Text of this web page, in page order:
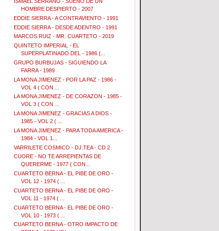
HOMBRE DESPIERTO - 2007
EDDIE SIERRA - A CONTRAVIENTO - 1991
EDDIE SIERRA - DESDE ADENTRO - 1991
MARCOS RUIZ - MR. CUARTETO - 2019
QUINTETO IMPERIAL - EL
SUPERPLATINADO DEL - 1986 (...
GRUPO BURBUJAS - SIGUIENDO LA
FARRA - 1989
LA MONA JIMENEZ - POR LA PAZ - 1986 -
VOL 4 ( CON ...
LA MONA JIMENEZ - DE CORAZON - 1985 -
VOL 3 ( CON ...
LA MONA JIMENEZ - GRACIAS A DIOS -
1985 - VOL 2 ( ...
LA MONA JIMENEZ - PARA TODA AMERICA -
1984 - VOL 1...
VARRILETE COSMICO - DJ.TEA - CD 2
CUORE - NO TE ARREPIENTAS DE
QUERERME - 1977 ( CON...
CUARTETO BERNA - EL PIBE DE ORO -
VOL 12 - 1974 ( ...
CUARTETO BERNA - EL PIBE DE ORO -
VOL 11 - 1974 ( ...
CUARTETO BERNA - EL PIBE DE ORO -
VOL 10 - 1973 ( ...
CUARTETO BERNA - OTRO IMPACTO DE